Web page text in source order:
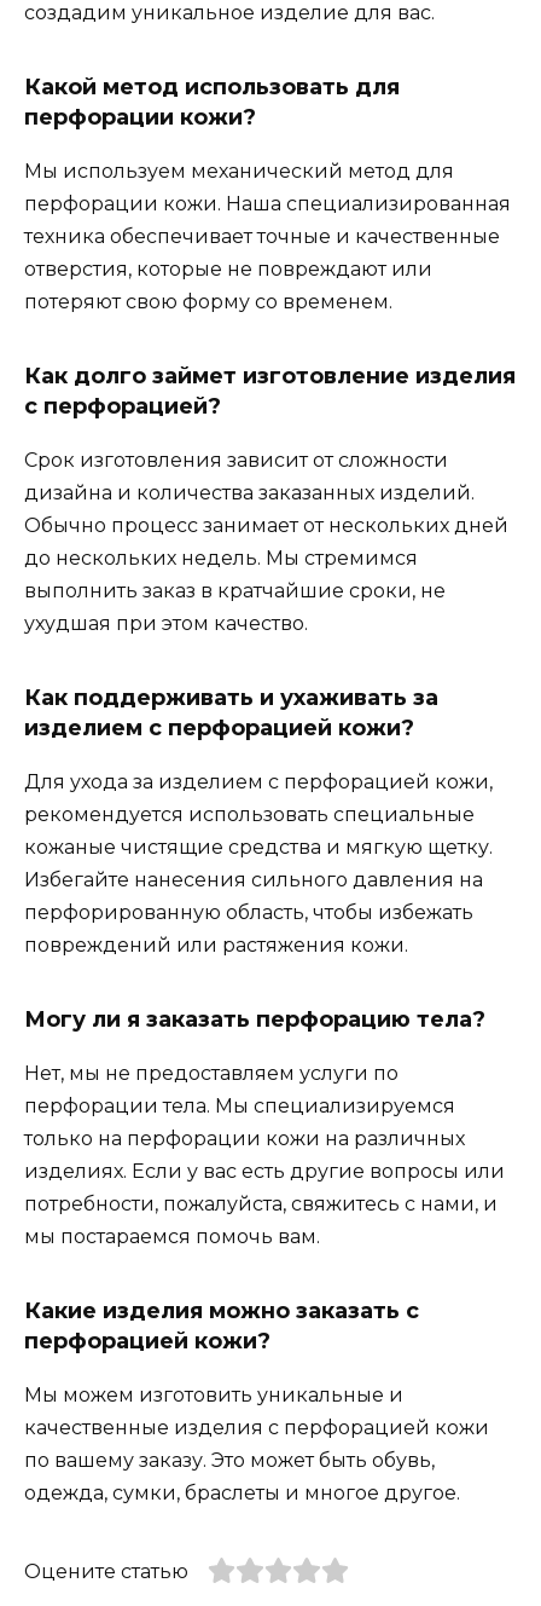
создадим уникальное изделие для вас.
Какой метод использовать для
перфорации кожи?
Мы используем механический метод для
перфорации кожи. Наша специализированная
техника обеспечивает точные и качественные
отверстия, которые не повреждают или
потеряют свою форму со временем.
Как долго займет изготовление изделия
с перфорацией?
Срок изготовления зависит от сложности
дизайна и количества заказанных изделий.
Обычно процесс занимает от нескольких дней
до нескольких недель. Мы стремимся
выполнить заказ в кратчайшие сроки, не
ухудшая при этом качество.
Как поддерживать и ухаживать за
изделием с перфорацией кожи?
Для ухода за изделием с перфорацией кожи,
рекомендуется использовать специальные
кожаные чистящие средства и мягкую щетку.
Избегайте нанесения сильного давления на
перфорированную область, чтобы избежать
повреждений или растяжения кожи.
Могу ли я заказать перфорацию тела?
Нет, мы не предоставляем услуги по
перфорации тела. Мы специализируемся
только на перфорации кожи на различных
изделиях. Если у вас есть другие вопросы или
потребности, пожалуйста, свяжитесь с нами, и
мы постараемся помочь вам.
Какие изделия можно заказать с
перфорацией кожи?
Мы можем изготовить уникальные и
качественные изделия с перфорацией кожи
по вашему заказу. Это может быть обувь,
одежда, сумки, браслеты и многое другое.
Оцените статью